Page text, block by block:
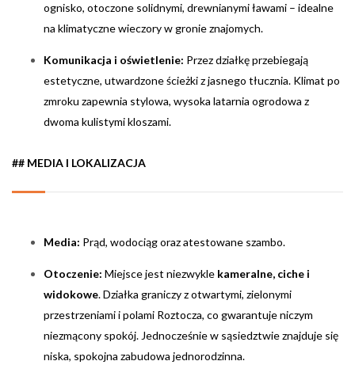
ognisko, otoczone solidnymi, drewnianymi ławami – idealne
na klimatyczne wieczory w gronie znajomych.
Komunikacja i oświetlenie: Przez działkę przebiegają
estetyczne, utwardzone ścieżki z jasnego tłucznia. Klimat po
zmroku zapewnia stylowa, wysoka latarnia ogrodowa z
dwoma kulistymi kloszami.
## MEDIA I LOKALIZACJA
Media: Prąd, wodociąg oraz atestowane szambo.
Otoczenie: Miejsce jest niezwykle kameralne, ciche i
widokowe. Działka graniczy z otwartymi, zielonymi
przestrzeniami i polami Roztocza, co gwarantuje niczym
niezmącony spokój. Jednocześnie w sąsiedztwie znajduje się
niska, spokojna zabudowa jednorodzinna.